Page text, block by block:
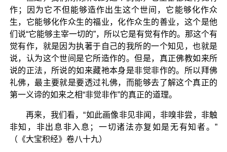
作；因为它不但能够造作出生这个世间，它能够化作众
生，它能够化作众生的福业，化作众生的善业，这个是他
们说“它能够主宰一切的”，所以它是有觉有作的。那这个有
觉有作，就是因为执著于自己的我所的一个知见，也就是
说，认为这个世间是它所造作的。但是，真正佛教如来所
说的正法，所说的如来藏祂本身是非觉非作的。所以拜佛
礼佛，最主要就是要透过礼佛，而能够去了解这个真正的
第一义谛的如来之相“非觉非作”的真正的道理。
再来，我们看，“如此画像非见非闻，非嗅非尝，非触
非知，非出息非入息；一切诸法亦复如是无有知者。”
（《大宝积经》卷八十九）